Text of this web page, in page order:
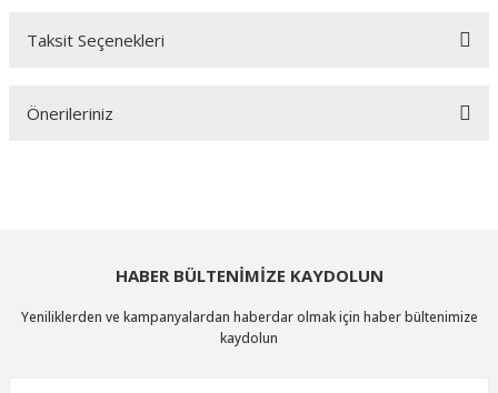
Taksit Seçenekleri
Önerileriniz
Ürün açıklamasında eksik bilgiler bulunuyor.
HABER BÜLTENİMİZE KAYDOLUN
Yeniliklerden ve kampanyalardan haberdar olmak için haber bültenimize
kaydolun